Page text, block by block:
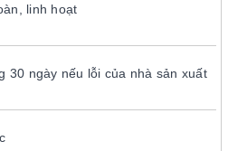
linh hoạt
30 ngày nếu lỗi của nhà sản xuất